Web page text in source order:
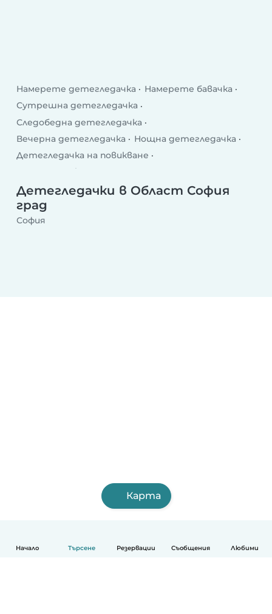
Начало Търсене Резервации Съобщения Любими
Намерете детегледачка
Намерете бавачка
Сутрешна детегледачка
Следобедна детегледачка
Вечерна детегледачка
Нощна детегледачка
Детегледачка на повикване
Детегледачка след училище
Делнична детегледачка
Уикенд детегледачка
Детегледачки в Област София
град
София
Карта